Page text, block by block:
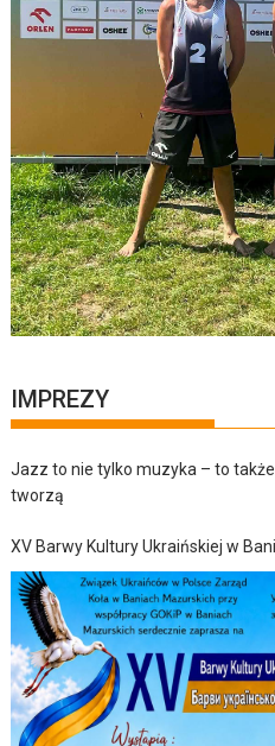
IMPREZY
Jazz to nie tylko muzyka – to
tworzą
XV Barwy Kultury Ukraińskiej w